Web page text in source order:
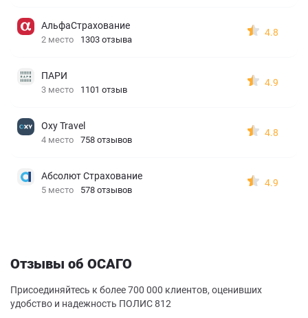
АльфаСтрахование
2 место 1303 отзыва
4.8
ПАРИ
3 место 1101 отзыв
4.9
Oxy Travel
4 место 758 отзывов
4.8
Абсолют Страхование
5 место 578 отзывов
4.9
Отзывы об ОСАГО
Присоединяйтесь к более 700 000 клиентов, оценивших
удобство и надежность ПОЛИС 812